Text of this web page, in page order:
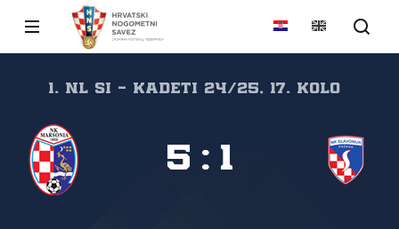
1. NL SI - Kadeti 24/25, 17. kolo
5 : 1